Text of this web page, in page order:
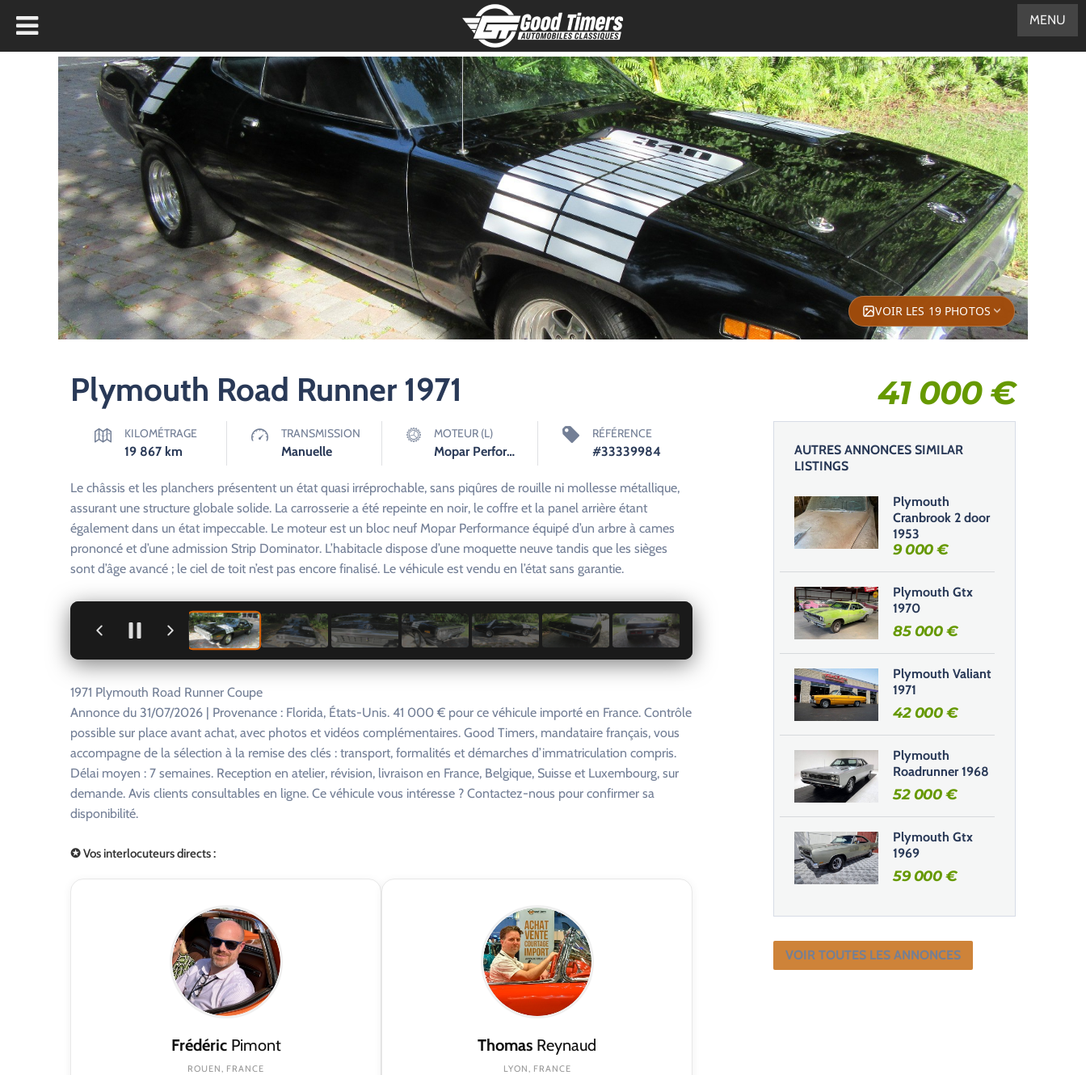
VOIR LES 19 PHOTOS
Plymouth Road Runner 1971 41 000€
KILOMÉTRAGE
19 867 km
TRANSMISSION
Manuelle
MOTEUR (L)
Mopar Performance
RÉFÉRENCE
#33339984
Le châssis et les planchers présentent un état quasi irréprochable, sans piqûres de rouille ni mollesse métallique,
assurant une structure globale solide. La carrosserie a été repeinte en noir, le coffre et la panel arrière étant
également dans un état impeccable. Le moteur est un bloc neuf Mopar Performance équipé d’un arbre à cames
prononcé et d’une admission Strip Dominator. L’habitacle dispose d’une moquette neuve tandis que les sièges
sont d’âge avancé ; le ciel de toit n’est pas encore finalisé. Le véhicule est vendu en l’état sans garantie.
1 / 19
1971 Plymouth Road Runner Coupe
Annonce du 31/07/2026 | Provenance : Florida, États-Unis. 41 000 € pour ce véhicule importé en France. Contrôle
possible sur place avant achat, avec photos et vidéos complémentaires. Good Timers, mandataire français, vous
accompagne de la sélection à la remise des clés : transport, formalités et démarches d’immatriculation compris.
Délai moyen : 7 semaines. Reception en atelier, révision, livraison en France, Belgique, Suisse et Luxembourg, sur
demande. Avis clients consultables en ligne. Ce véhicule vous intéresse ? Contactez-nous pour confirmer sa
disponibilité.
✪ Vos interlocuteurs directs :
FrédéricPimont
ROUEN, FRANCE
Thomas Reynaud
LYON, FRANCE
AUTRES ANNONCES SIMILAR
LISTINGS
Plymouth
Cranbrook 2 door
1953
9 000€
Plymouth Gtx
1970
85 000€
Plymouth Valiant
1971
42 000€
Plymouth
Roadrunner 1968
52 000€
Plymouth Gtx
1969
59 000€
VOIR TOUTES LES ANNONCES
MENU